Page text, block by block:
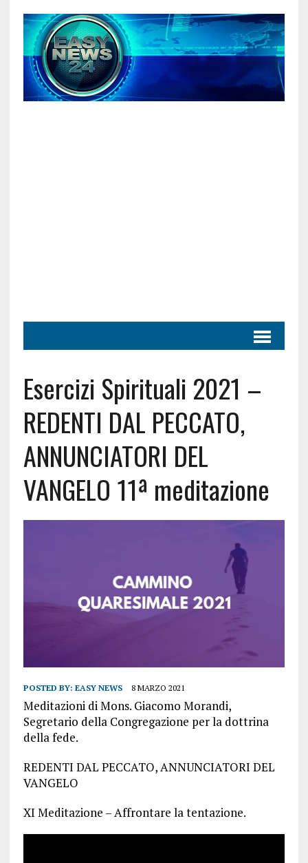
Esercizi Spirituali 2021 –
REDENTI DAL PECCATO,
ANNUNCIATORI DEL
VANGELO 11ª meditazione
POSTED BY: EASY NEWS 8 MARZO 2021
Meditazioni di Mons. Giacomo Morandi,
Segretario della Congregazione per la dottrina
della fede.
REDENTI DAL PECCATO, ANNUNCIATORI DEL
VANGELO
XI Meditazione – Affrontare la tentazione.